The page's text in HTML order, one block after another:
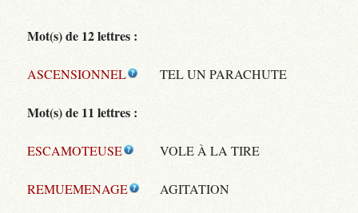
Mot(s) de 12 lettres :
ASCENSIONNEL TEL UN PARACHUTE
Mot(s) de 11 lettres :
ESCAMOTEUSE VOLE À LA TIRE
REMUEMENAGE AGITATION